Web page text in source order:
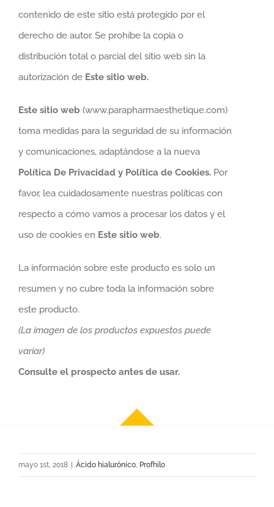
contenido de este sitio está protegido por el
derecho de autor. Se prohíbe la copia o
distribución total o parcial del sitio web sin la
autorización de Este sitio web.
Este sitio web (www.parapharmaesthetique.com)
toma medidas para la seguridad de su información
y comunicaciones, adaptándose a la nueva
Política De Privacidad y Política de Cookies. Por
favor, lea cuidadosamente nuestras políticas con
respecto a cómo vamos a procesar los datos y el
uso de cookies en Este sitio web.
La información sobre este producto es solo un
resumen y no cubre toda la información sobre
este producto.
(La imagen de los productos expuestos puede
variar)
Consulte el prospecto antes de usar.
mayo 1st, 2018 | Ácido hialurónico Profhilo